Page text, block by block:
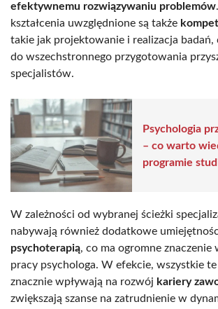
efektywnemu rozwiązywaniu problemów
kształcenia uwzględnione są także
takie jak projektowanie i realizacja badań,
do wszechstronnego przygotowania
specjalistów.
Psychologia
– co warto
programie
W zależności od wybranej ścieżki
nabywają również dodatkowe
psychoterapią, co ma ogromne znaczenie
pracy psychologa. W efekcie, wszystkie
znacznie wpływają na rozwój kariery
zwiększają szanse na zatrudnienie w